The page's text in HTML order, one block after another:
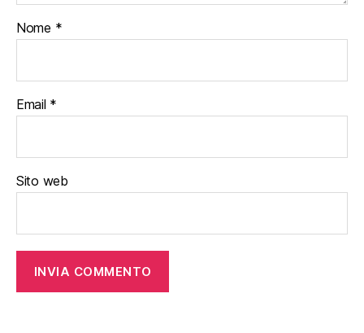
Nome *
Email *
Sito web